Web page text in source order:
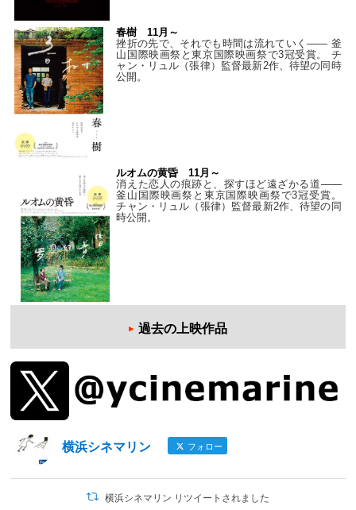
春樹 11月～
挫折の先で、それでも時間は流れていく—— 釜
山国際映画祭と東京国際映画祭で3冠受賞。 チ
ャン・リュル（張律）監督最新2作、待望の同時
公開。
ルオムの黄昏 11月～
消えた恋人の痕跡と、探すほど遠ざかる道——
釜山国際映画祭と東京国際映画祭で3冠受賞。
チャン・リュル（張律）監督最新2作、待望の同
時公開。
過去の上映作品
横浜シネマリン フォロー
横浜シネマリン リツイートされました